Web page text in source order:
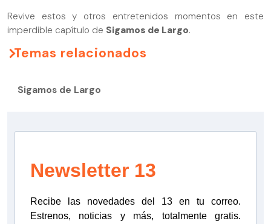
Revive estos y otros entretenidos momentos en este
imperdible capítulo de Sigamos de Largo.
Temas relacionados
Sigamos de Largo
Newsletter 13
Recibe las novedades del 13 en tu correo.
Estrenos, noticias y más, totalmente gratis.